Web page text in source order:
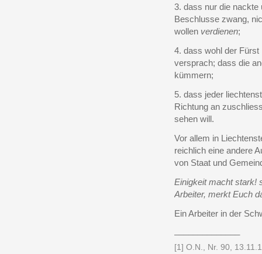
3. dass nur die nackte
Beschlusse zwang,
wollen verdienen;
4. dass wohl der Fürst
versprach; dass die
kümmern;
5. dass jeder
Richtung an
sehen will.
Vor allem in
reichlich eine andere
von Staat und
Einigkeit macht stark!
Arbeiter, merkt Euch
Ein Arbeiter in der
[1] O.N., Nr. 90,